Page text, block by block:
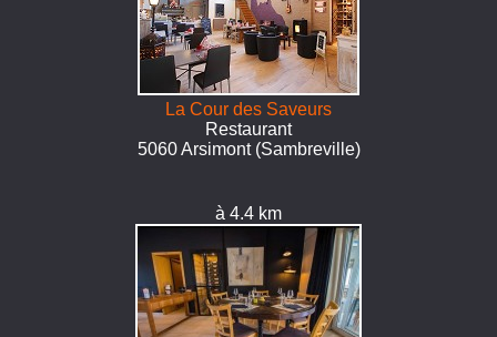
La Cour des Saveurs
Restaurant
5060 Arsimont (Sambreville)
à 4.4 km